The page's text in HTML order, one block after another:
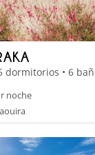
dormitorios • 6
noche